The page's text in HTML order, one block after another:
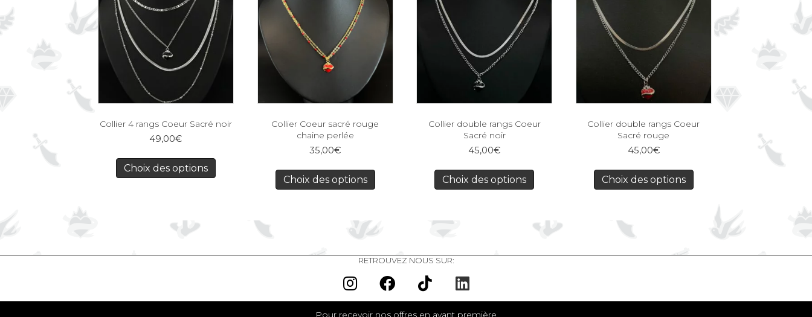
Collier 4 rangs Coeur Sacré noir
49,00€
Choix des options
Collier Coeur sacré rouge
chaine perlée
35,00€
Choix des options
Collier double rangs Coeur
Sacré noir
45,00€
Choix des options
Collier double rangs Coeur
Sacré rouge
45,00€
Choix des options
RETROUVEZ NOUS SUR:
Pour recevoir nos offres en avant première